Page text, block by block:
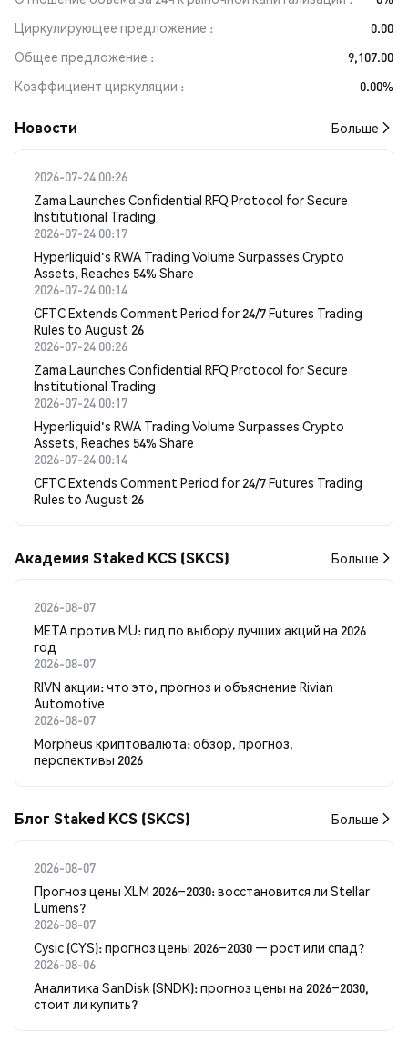
Циркулирующее предложение
0.00
Общее предложение
9,107.00
Коэффициент циркуляции
0.00%
Новости Больше
2026-07-24 00:26
Zama Launches Confidential RFQ Protocol for Secure
Institutional Trading
2026-07-24 00:17
Hyperliquid's RWA Trading Volume Surpasses Crypto
Assets, Reaches 54% Share
2026-07-24 00:14
CFTC Extends Comment Period for 24/7 Futures Trading
Rules to August 26
2026-07-24 00:26
Zama Launches Confidential RFQ Protocol for Secure
Institutional Trading
2026-07-24 00:17
Hyperliquid's RWA Trading Volume Surpasses Crypto
Assets, Reaches 54% Share
2026-07-24 00:14
CFTC Extends Comment Period for 24/7 Futures Trading
Rules to August 26
Академия Staked KCS (SKCS) Больше
2026-08-07
META против MU: гид по выбору лучших акций на 2026
год
2026-08-07
RIVN акции: что это, прогноз и объяснение Rivian
Automotive
2026-08-07
Morpheus криптовалюта: обзор, прогноз,
перспективы 2026
Блог Staked KCS (SKCS) Больше
2026-08-07
Прогноз цены XLM 2026–2030: восстановится ли Stellar
Lumens?
2026-08-07
Cysic (CYS): прогноз цены 2026–2030 — рост или спад?
2026-08-06
Аналитика SanDisk (SNDK): прогноз цены на 2026–2030,
стоит ли купить?